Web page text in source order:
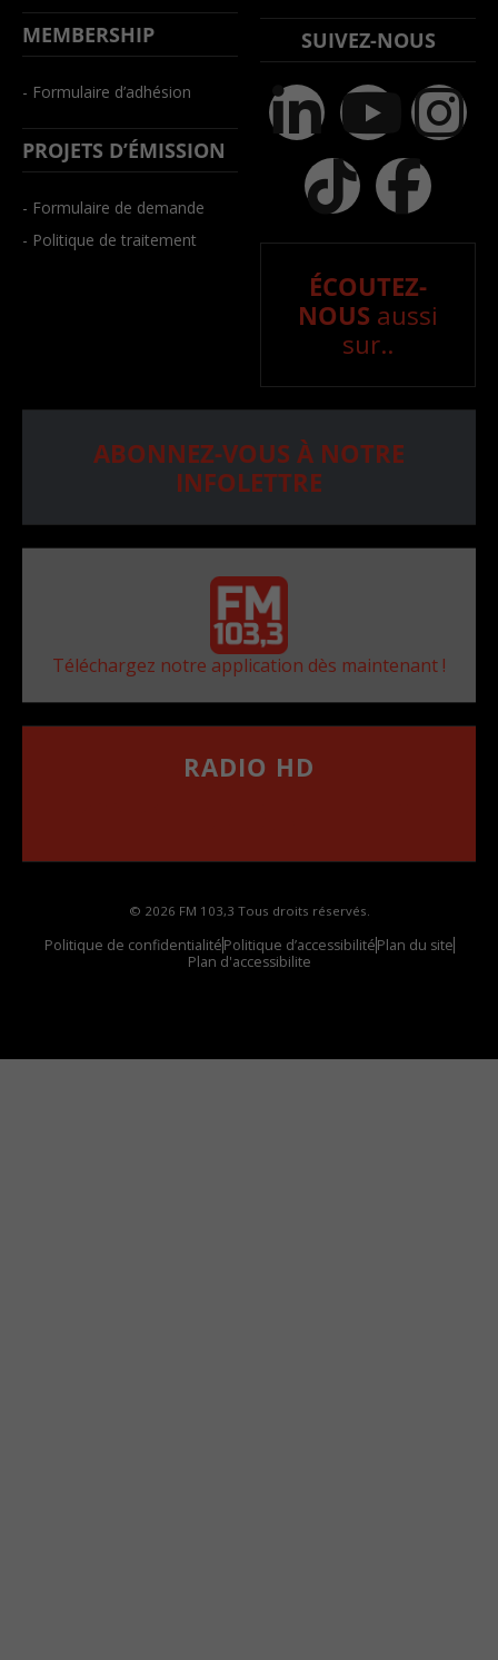
MEMBERSHIP
- Formulaire d’adhésion
PROJETS D’ÉMISSION
- Formulaire de demande
- Politique de traitement
SUIVEZ-NOUS
ÉCOUTEZ-
NOUS aussi
sur..
ABONNEZ-VOUS À NOTRE
INFOLETTRE
Téléchargez notre application dès maintenant !
RADIO HD
© 2026 FM 103,3 Tous droits réservés.
Politique de confidentialitéPolitique d’accessibilitéPlan du site
Plan d'accessibilite